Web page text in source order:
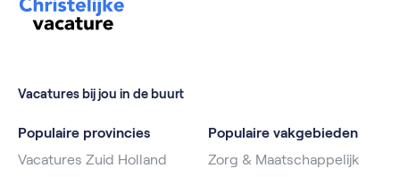
Vacatures bij jou in de buurt
Populaire provincies
Vacatures Zuid Holland
Populaire vakgebieden
Zorg & Maatschappelijk